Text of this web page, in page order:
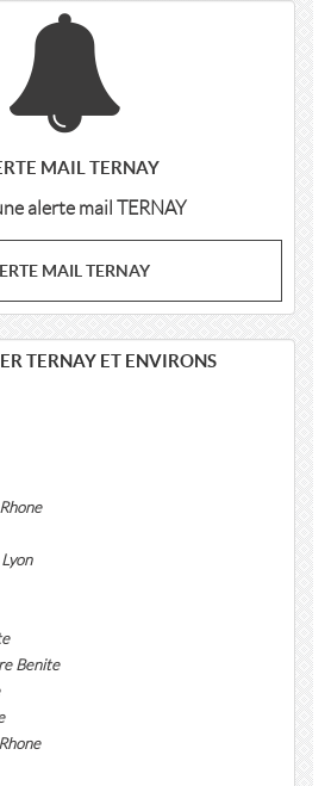
MAIL TERNAY
alerte mail TERNAY
MAIL TERNAY
TERNAY ET ENVIRONS
Benite